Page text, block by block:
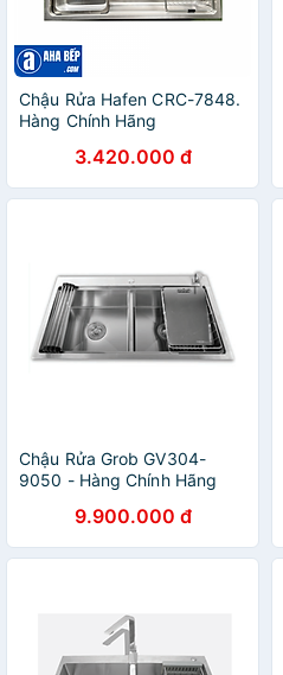
Chậu Rửa Hafen CRC-7848.
Hàng Chính Hãng
3.420.000 đ
Chậu Rửa Grob GV304-
9050 - Hàng Chính Hãng
9.900.000 đ